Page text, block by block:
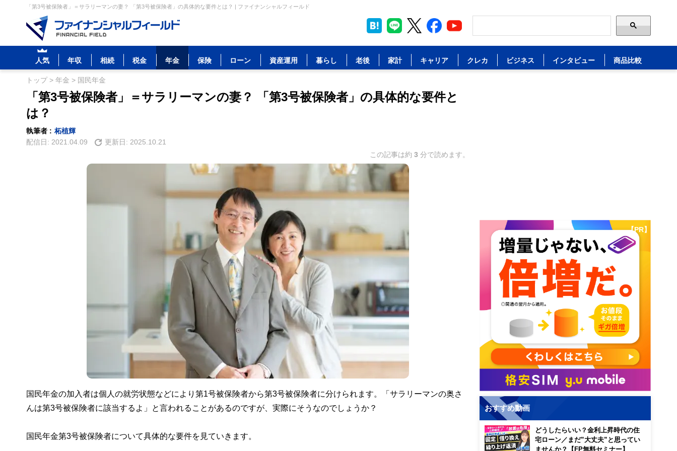
「第3号被保険者」＝サラリーマンの妻？ 「第3号被保険者」の具体的な要件とは？ | ファイナンシャルフィールド
人気 年収 相続 税金 年金 保険 ローン 資産運用 暮らし 老後 家計 キャリア クレカ ビジネス インタビュー 商品比較
トップ> 年金 > 国民年金
「第3号被保険者」＝サラリーマンの妻？ 「第3号被保険者」の具体的な要件と
は？
執筆者 : 柘植輝
配信日: 2021.04.09 更新日: 2025.10.21
この記事は約 3 分で読めます。
国民年金の加入者は個人の就労状態などにより第1号被保険者から第3号被保険者に分けられます。「サラリーマンの奥さ
んは第3号被保険者に該当するよ」と言われることがあるのですが、実際にそうなのでしょうか？
国民年金第3号被保険者について具体的な要件を見ていきます。
【PR】
おすすめ動画
どうしたらいい？金利上昇時代の住
宅ローン／まだ”大丈夫”と思ってい
ませんか？【FP無料セミナー】